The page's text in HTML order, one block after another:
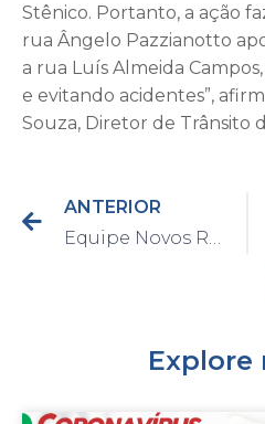
Stênico. Portanto, a ação
rua Ângelo Pazzianotto
a rua Luís Almeida
e evitando acidentes”,
Souza, Diretor de Trânsito
ANTERIOR
Explore